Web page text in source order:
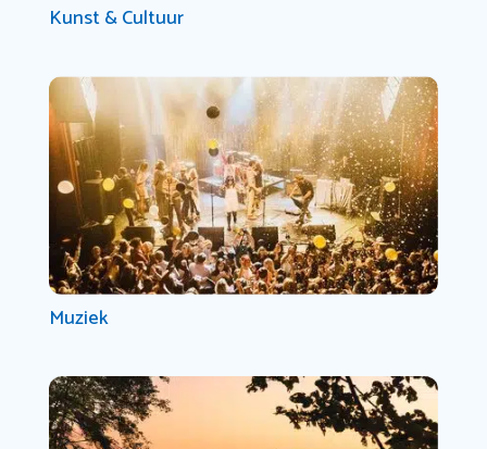
Kunst & Cultuur
Muziek